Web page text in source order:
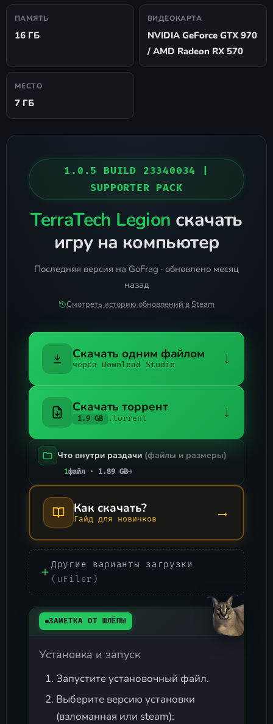
ПАМЯТЬ
16 ГБ
ВИДЕОКАРТА
NVIDIA GeForce GTX 970
/ AMD Radeon RX 570
МЕСТО
7 ГБ
1.0.5 BUILD 23340034 |
SUPPORTER PACK
TerraTech Legion скачать
игру на компьютер
Последняя версия на GoFrag · обновлено месяц
назад
Смотреть историю обновлений в Steam
Скачать одним файлом
через Download Studio ↓
Скачать торрент
1.9 GB .torrent ↓
Что внутри раздачи (файлы и размеры)
1файл · 1.89 GB→
Как скачать?
Гайд для новичков →
Другие варианты загрузки
(uFiler)
ЗАМЕТКА ОТ ШЛЁПЫ
Установка и запуск
Запустите установочный файл.
Выберите версию установки
(взломанная или steam):